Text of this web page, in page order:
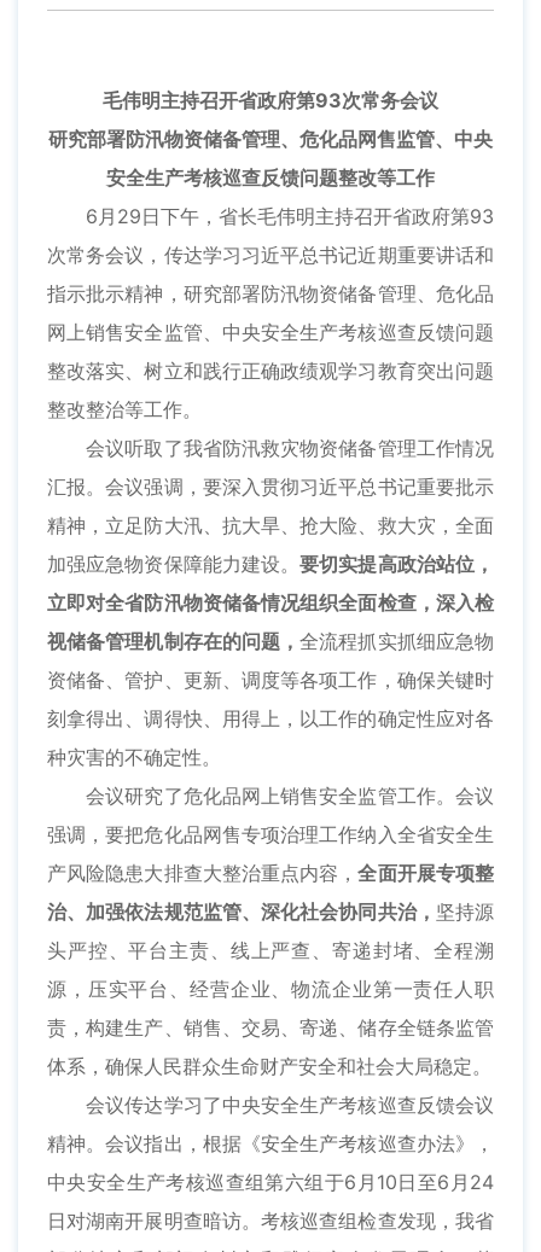
毛伟明主持召开省政府第93次常务会议
研究部署防汛物资储备管理、危化品网售监管、中央
安全生产考核巡查反馈问题整改等工作
6月29日下午，省长毛伟明主持召开省政府第93
次常务会议，传达学习习近平总书记近期重要讲话和
指示批示精神，研究部署防汛物资储备管理、危化品
网上销售安全监管、中央安全生产考核巡查反馈问题
整改落实、树立和践行正确政绩观学习教育突出问题
整改整治等工作。
会议听取了我省防汛救灾物资储备管理工作情况
汇报。会议强调，要深入贯彻习近平总书记重要批示
精神，立足防大汛、抗大旱、抢大险、救大灾，全面
加强应急物资保障能力建设。要切实提高政治站位，
立即对全省防汛物资储备情况组织全面检查，深入检
视储备管理机制存在的问题，全流程抓实抓细应急物
资储备、管护、更新、调度等各项工作，确保关键时
刻拿得出、调得快、用得上，以工作的确定性应对各
种灾害的不确定性。
会议研究了危化品网上销售安全监管工作。会议
强调，要把危化品网售专项治理工作纳入全省安全生
产风险隐患大排查大整治重点内容，全面开展专项整
治、加强依法规范监管、深化社会协同共治， 坚持源
头严控、平台主责、线上严查、寄递封堵、全程溯
源，压实平台、经营企业、物流企业第一责任人职
责，构建生产、销售、交易、寄递、储存全链条监管
体系，确保人民群众生命财产安全和社会大局稳定。
会议传达学习了中央安全生产考核巡查反馈会议
精神。会议指出，根据《安全生产考核巡查办法》，
中央安全生产考核巡查组第六组于6月10日至6月24
日对湖南开展明查暗访。考核巡查组检查发现，我省